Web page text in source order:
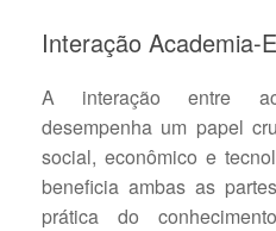
Interação Academia-
A interação entre
desempenha um papel
social, econômico e
beneficia ambas as
prática do